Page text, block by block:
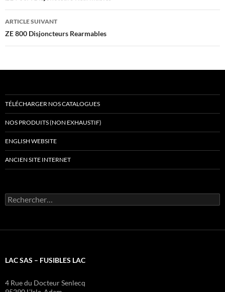
articles
ARTICLE SUIVANT
ZE 800 Disjoncteurs Rearmables
TÉLÉCHARGER NOS CATALOGUES
NOS PRODUITS (NON EXHAUSTIF)
ENGLISH WEBSITE
ANCIEN SITE INTERNET
Rechercher :
LAC SAS – FUSIBLES LAC
4 Rue du Docteur Senlecq